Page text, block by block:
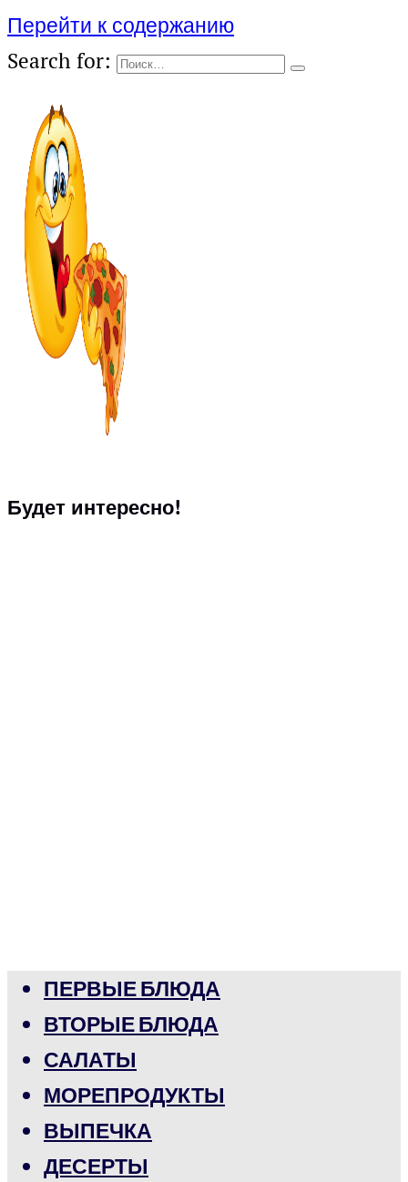
Перейти к содержанию
Search for:
Будет интересно!
ПЕРВЫЕ БЛЮДА
ВТОРЫЕ БЛЮДА
САЛАТЫ
МОРЕПРОДУКТЫ
ВЫПЕЧКА
ДЕСЕРТЫ